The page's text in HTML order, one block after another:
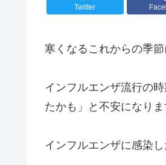
Twitter
寒くなるこれからの季
インフルエンザ流行の
たかも」と不安になりま
インフルエンザに感染